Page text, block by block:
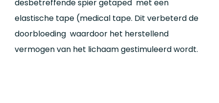
desbetreffende spier getaped met een
elastische tape (medical tape. Dit verbeterd de
doorbloeding waardoor het herstellend
vermogen van het lichaam gestimuleerd wordt.